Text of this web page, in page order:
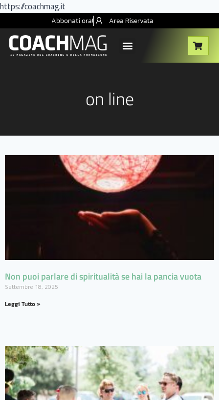
https://coachmag.it
Abbonati ora! Area Riservata
on line
Non puoi parlare di spiritualità se hai la pancia vuota
Settembre 18, 2025
Leggi Tutto »